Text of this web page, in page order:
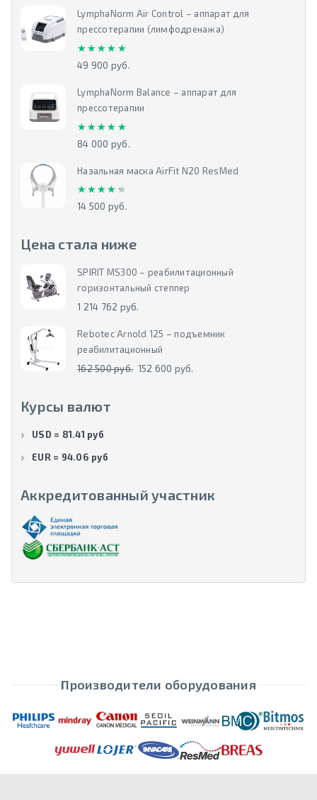
LymphaNorm Air Control – аппарат для
прессотерапии (лимфодренажа)
★★★★★
★★★★★
49 900 руб.
LymphaNorm Balance – аппарат для
прессотерапии
★★★★★
★★★★★
84 000 руб.
Назальная маска AirFit N20 ResMed
★★★★★
★★★★★
14 500 руб.
Цена стала ниже
SPIRIT MS300 – реабилитационный
горизонтальный степпер
1 214 762 руб.
Rebotec Arnold 125 – подъемник
реабилитационный
162 500 руб. 152 600 руб.
Курсы валют
USD = 81.41 руб
EUR = 94.06 руб
Аккредитованный участник
Производители оборудования